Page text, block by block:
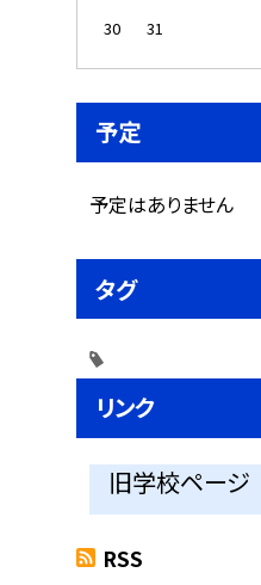
30
31
予定
予定はありません
タグ
リンク
旧学校ページ
RSS